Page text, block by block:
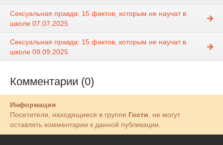
Сексуальная правда: 15 фактов, которым не научат в
школе 07.07.2025
Сексуальная правда: 15 фактов, которым не научат в
школе 09.09.2025
Комментарии (0)
Информация
Посетители, находящиеся в группе Гости, не могут
оставлять комментарии к данной публикации.